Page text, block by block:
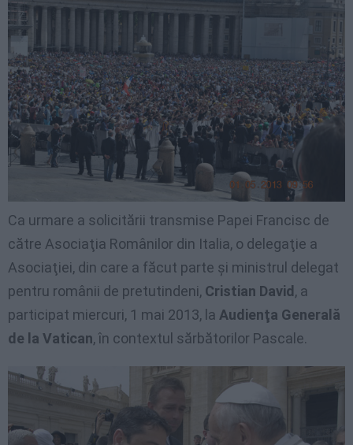
Ca urmare a solicitării transmise Papei Francisc de
către Asociaţia Românilor din Italia, o delegaţie a
Asociaţiei, din care a făcut parte şi ministrul delegat
pentru românii de pretutindeni, Cristian David , a
participat miercuri, 1 mai 2013, la Audienţa Generală
de la Vatican, în contextul sărbătorilor Pascale.